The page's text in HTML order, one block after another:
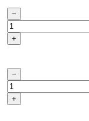
−
+
−
+